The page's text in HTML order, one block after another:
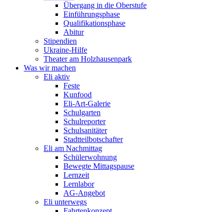
Übergang in die Oberstufe
Einführungsphase
Qualifikationsphase
Abitur
Stipendien
Ukraine-Hilfe
Theater am Holzhausenpark
Was wir machen
Eli aktiv
Feste
Kunfood
Eli-Art-Galerie
Schulgarten
Schulreporter
Schulsanitäter
Stadtteilbotschafter
Eli am Nachmittag
Schülerwohnung
Bewegte Mittagspause
Lernzeit
Lernlabor
AG-Angebot
Eli unterwegs